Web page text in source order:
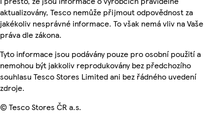
aktualizovány, Tesco nemůže přijmout odpovědnost za
jakékoliv nesprávné informace. To však nemá vliv na Vaše
práva dle zákona.
Tyto informace jsou podávány pouze pro osobní použití a
nemohou být jakkoliv reprodukovány bez předchozího
souhlasu Tesco Stores Limited ani bez řádného uvedení
zdroje.
© Tesco Stores ČR a.s.